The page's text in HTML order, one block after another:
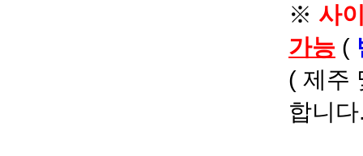
※ 사
가능 (
( 제주
합니